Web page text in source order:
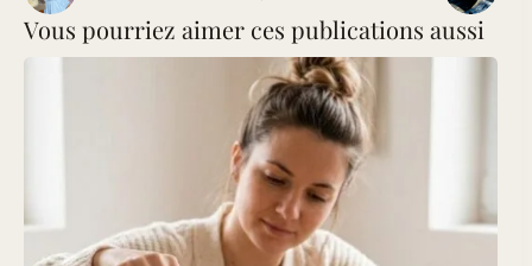
Vous pourriez aimer ces publications aussi